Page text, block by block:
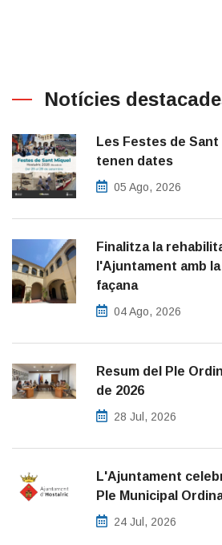
Notícies
Les Festes de Sant
tenen dates
05 Ago, 2026
Finalitza la
l'Ajuntament amb
façana
04 Ago, 2026
Resum del Ple
de 2026
28 Jul, 2026
L'Ajuntament
Ple Municipal
24 Jul, 2026